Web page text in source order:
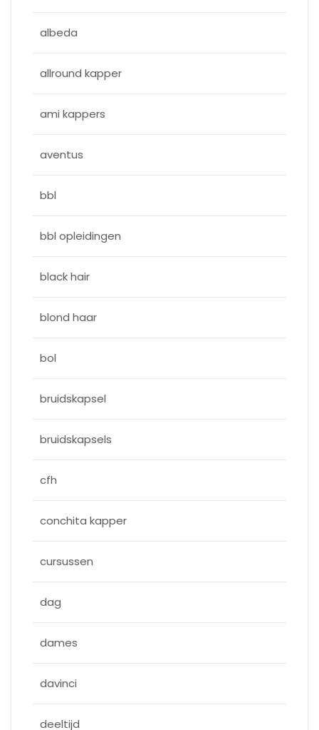
albeda
allround kapper
ami kappers
aventus
bbl
bbl opleidingen
black hair
blond haar
bol
bruidskapsel
bruidskapsels
cfh
conchita kapper
cursussen
dag
dames
davinci
deeltijd